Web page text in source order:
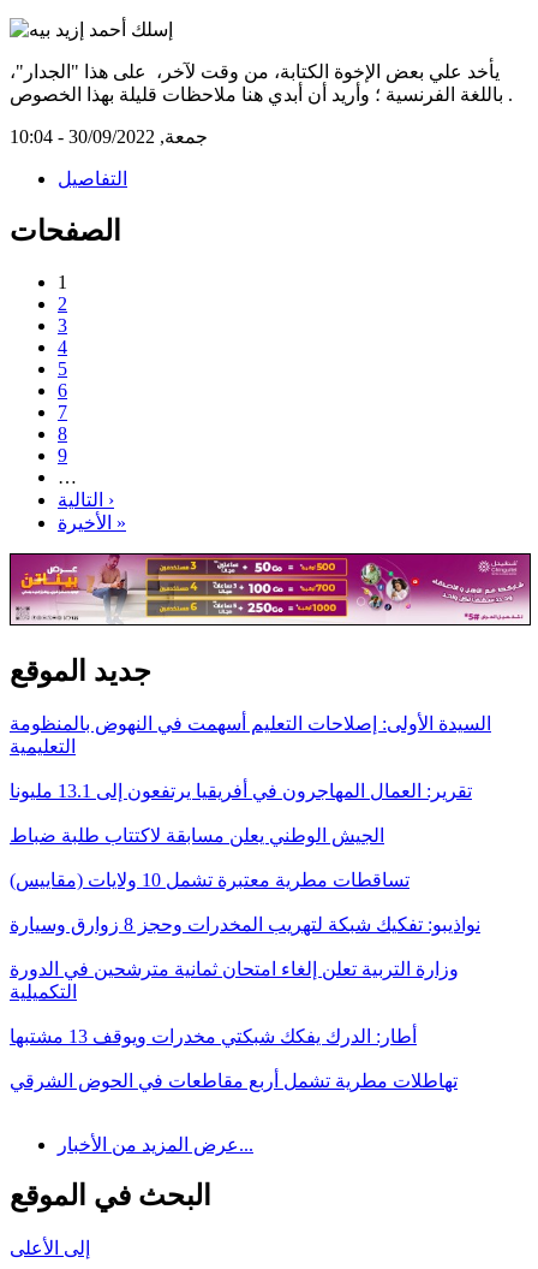
يأخد علي بعض الإخوة الكتابة، من وقت لآخر، على هذا "الجدار"،
باللغة الفرنسية ؛ وأريد أن أبدي هنا ملاحظات قليلة بهذا الخصوص.
جمعة, 30/09/2022 - 10:04
التفاصيل
الصفحات
1
2
3
4
5
6
7
8
9
…
التالية ›
الأخيرة »
جديد الموقع
السيدة الأولى: إصلاحات التعليم أسهمت في النهوض بالمنظومة
التعليمية
تقرير: العمال المهاجرون في أفريقيا يرتفعون إلى 13.1 مليونا
الجيش الوطني يعلن مسابقة لاكتتاب طلبة ضباط
تساقطات مطرية معتبرة تشمل 10 ولايات (مقاييس)
نواذيبو: تفكيك شبكة لتهريب المخدرات وحجز 8 زوارق وسيارة
وزارة التربية تعلن إلغاء امتحان ثمانية مترشحين في الدورة
التكميلية
أطار: الدرك يفكك شبكتي مخدرات ويوقف 13 مشتبها
تهاطلات مطرية تشمل أربع مقاطعات في الحوض الشرقي
عرض المزيد من الأخبار...
البحث في الموقع
إلى الأعلى